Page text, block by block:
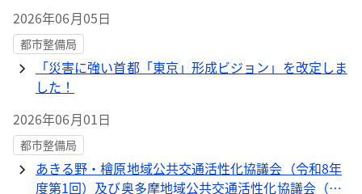
2026年06月05日
都市整備局
「災害に強い首都「東京」形成ビジョン」を改定しま
した！
2026年06月01日
都市整備局
あきる野・檜原地域公共交通活性化協議会（令和8年
度第1回）及び奥多摩地域公共交通活性化協議会（令